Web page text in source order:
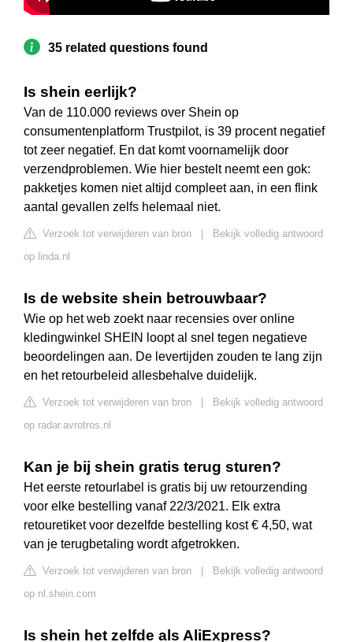
35 related questions found
Is shein eerlijk?
Van de 110.000 reviews over Shein op
consumentenplatform Trustpilot, is 39 procent negatief
tot zeer negatief. En dat komt voornamelijk door
verzendproblemen. Wie hier bestelt neemt een gok:
pakketjes komen niet altijd compleet aan, in een flink
aantal gevallen zelfs helemaal niet.
Verzoek tot verwijderen van bron
Bekijk volledig antwoord
op linda.nl
Is de website shein betrouwbaar?
Wie op het web zoekt naar recensies over online
kledingwinkel SHEIN loopt al snel tegen negatieve
beoordelingen aan. De levertijden zouden te lang zijn
en het retourbeleid allesbehalve duidelijk.
Verzoek tot verwijderen van bron
Bekijk volledig antwoord
op radar.avrotros.nl
Kan je bij shein gratis terug sturen?
Het eerste retourlabel is gratis bij uw retourzending
voor elke bestelling vanaf 22/3/2021. Elk extra
retouretiket voor dezelfde bestelling kost € 4,50, wat
van je terugbetaling wordt afgetrokken.
Verzoek tot verwijderen van bron
Bekijk volledig antwoord
op nl.shein.com
Is shein het zelfde als AliExpress?